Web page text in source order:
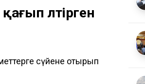
өлтірген
сүйене отырып